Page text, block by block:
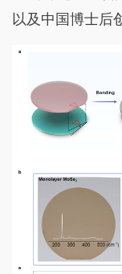
以及中国博士后